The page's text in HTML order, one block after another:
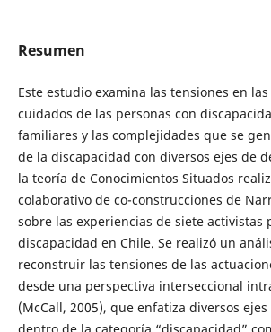
Resumen
Este estudio examina las tensiones en
cuidados de las personas con
familiares y las complejidades que se
de la discapacidad con diversos ejes de
la teoría de Conocimientos Situados
colaborativo de co-construcciones de
sobre las experiencias de siete activistas
discapacidad en Chile. Se realizó un
reconstruir las tensiones de las
desde una perspectiva interseccional
(McCall, 2005), que enfatiza diversos